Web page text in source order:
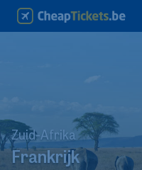
Zuid-Afrika
Frankrijk